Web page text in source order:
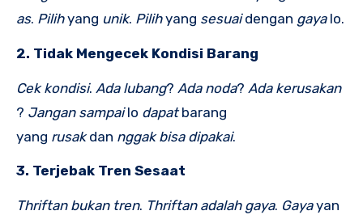
as. Pilihyang unik. Pilihyang sesuaidengan gayalo.
2. Tidak Mengecek Kondisi Barang
Cek kondisi. Ada lubang? Ada noda? Ada kerusakan
? Jangan sampailo dapatbarang
yang rusakdan nggak bisa dipakai.
3. Terjebak Tren Sesaat
Thriftan bukan tren. Thriftan adalah gaya. Gayayan